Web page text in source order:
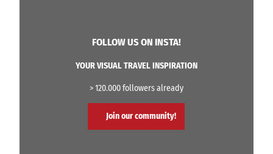
FOLLOW US ON INSTA!
YOUR VISUAL TRAVEL INSPIRATION
> 120.000 followers already
Join our community!